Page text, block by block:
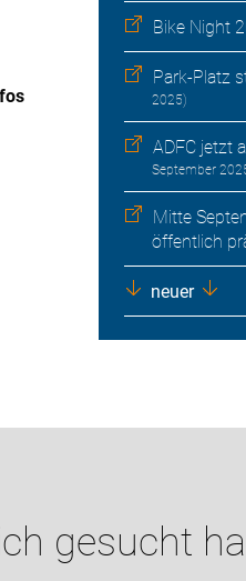
Bike Night
Park-Platz
2025)
ADFC jetzt
September
Mitte
öffentlich
neuer
gesucht